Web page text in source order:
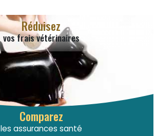
Réduisez
vos frais vétérinaires
Comparez
les assurances santé